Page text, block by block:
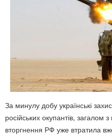
За минулу добу українські
російських окупантів, загалом
вторгнення РФ уже втратила